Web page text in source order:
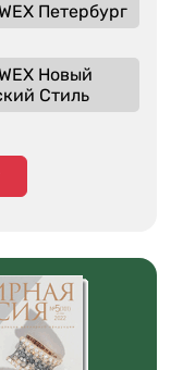
Петербург
Новый
Стиль